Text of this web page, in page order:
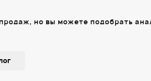
но вы можете подобрать